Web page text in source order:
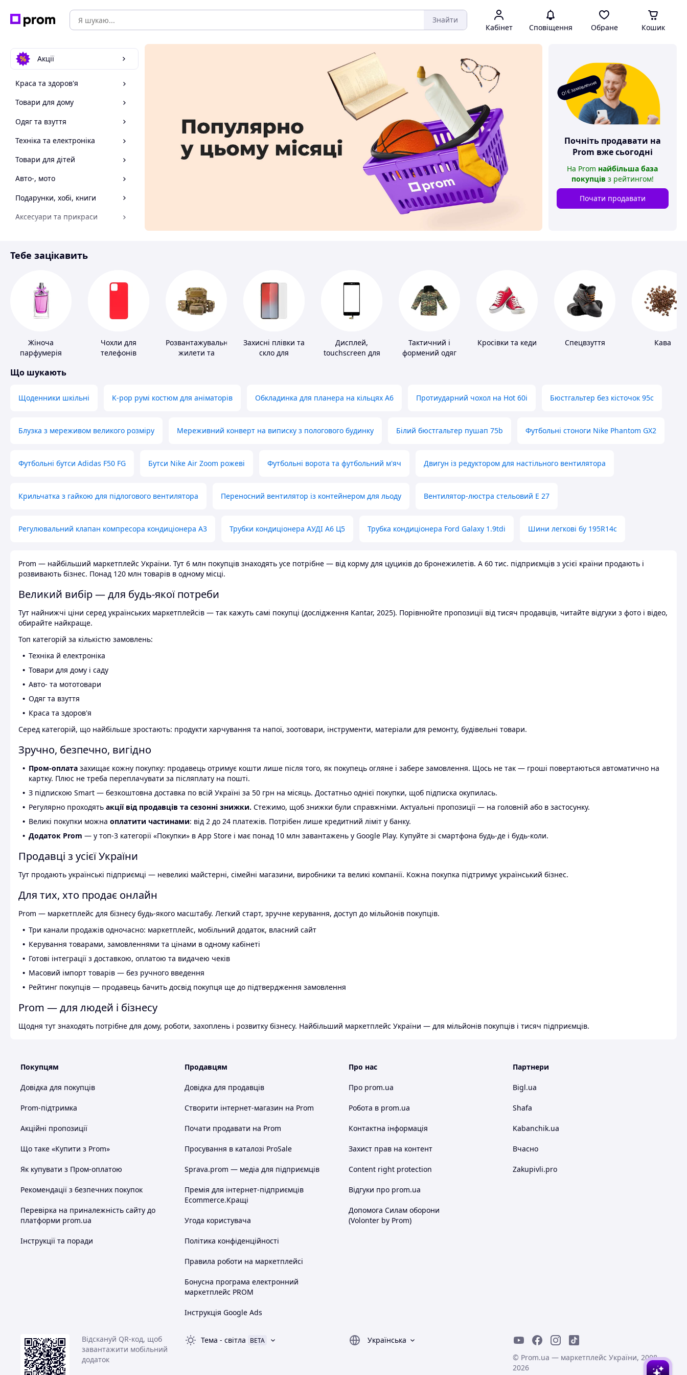
Знайти
Кабінет Сповіщення Обране Кошик
Акції
Краса та здоров'я
Товари для дому
Одяг та взуття
Техніка та електроніка
Товари для дітей
Авто-, мото
Подарунки, хобі, книги
Аксесуари та прикраси
Спорт і відпочинок
О! Є замовлення
Почніть продавати на
Prom вже сьогодні
На Prom найбільша база
покупців з рейтингом!
Почати продавати
Тебе зацікавить
Жіноча
парфумерія
Чохли для
телефонів
Розвантажувальні
жилети та
Захисні плівки та
скло для
Дисплей,
touchscreen для
Тактичний і
формений одяг
Кросівки та кеди Спецвзуття Кава
Що шукають
Щоденники шкільні K-pop румі костюм для аніматорів Обкладинка для планера на кільцях А6 Протиударний чохол на Hot 60i Бюстгальтер без кісточок 95с
Блузка з мереживом великого розміру Мереживний конверт на виписку з пологового будинку Білий бюстгальтер пушап 75b Футбольні стоноги Nike Phantom GX2
Футбольні бутси Adidas F50 FG Бутси Nike Air Zoom рожеві Футбольні ворота та футбольний м'яч Двигун із редуктором для настільного вентилятора
Крильчатка з гайкою для підлогового вентилятора Переносний вентилятор із контейнером для льоду Вентилятор-люстра стельовий E 27
Регулювальний клапан компресора кондиціонера А3 Трубки кондиціонера АУДІ А6 Ц5 Трубка кондиціонера Ford Galaxy 1.9tdi Шини легкові бу 195R14c
Prom — найбільший маркетплейс України. Тут 6 млн покупців знаходять усе потрібне — від корму для цуциків до бронежилетів. А 60 тис. підприємців з усієї країни продають і
розвивають бізнес. Понад 120 млн товарів в одному місці.
Великий вибір — для будь-якої потреби
Тут найнижчі ціни серед українських маркетплейсів — так кажуть самі покупці (дослідження Kantar, 2025). Порівнюйте пропозиції від тисяч продавців, читайте відгуки з фото і відео,
обирайте найкраще.
Топ категорій за кількістю замовлень:
Техніка й електроніка
Товари для дому і саду
Авто- та мототовари
Одяг та взуття
Краса та здоров'я
Серед категорій, що найбільше зростають: продукти харчування та напої, зоотовари, інструменти, матеріали для ремонту, будівельні товари.
Зручно, безпечно, вигідно
Пром-оплата захищає кожну покупку: продавець отримує кошти лише після того, як покупець огляне і забере замовлення. Щось не так — гроші повертаються автоматично на
картку. Плюс не треба переплачувати за післяплату на пошті.
З підпискою Smart — безкоштовна доставка по всій Україні за 50 грн на місяць. Достатньо однієї покупки, щоб підписка окупилась.
Регулярно проходять акції від продавців та сезонні знижки. Стежимо, щоб знижки були справжніми. Актуальні пропозиції — на головній або в застосунку.
Великі покупки можна оплатити частинами: від 2 до 24 платежів. Потрібен лише кредитний ліміт у банку.
Додаток Prom — у топ-3 категорії «Покупки» в App Store і має понад 10 млн завантажень у Google Play. Купуйте зі смартфона будь-де і будь-коли.
Продавці з усієї України
Тут продають українські підприємці — невеликі майстерні, сімейні магазини, виробники та великі компанії. Кожна покупка підтримує український бізнес.
Для тих, хто продає онлайн
Prom — маркетплейс для бізнесу будь-якого масштабу. Легкий старт, зручне керування, доступ до мільйонів покупців.
Три канали продажів одночасно: маркетплейс, мобільний додаток, власний сайт
Керування товарами, замовленнями та цінами в одному кабінеті
Готові інтеграції з доставкою, оплатою та видачею чеків
Масовий імпорт товарів — без ручного введення
Рейтинг покупців — продавець бачить досвід покупця ще до підтвердження замовлення
Prom — для людей і бізнесу
Щодня тут знаходять потрібне для дому, роботи, захоплень і розвитку бізнесу. Найбільший маркетплейс України — для мільйонів покупців і тисяч підприємців.
Покупцям
Довідка для покупців
Prom-підтримка
Акційні пропозиції
Що таке «Купити з Prom»
Як купувати з Пром-оплатою
Рекомендації з безпечних покупок
Перевірка на приналежність сайту до
платформи prom.ua
Інструкції та поради
Продавцям
Довідка для продавців
Створити інтернет-магазин на Prom
Почати продавати на Prom
Просування в каталозі ProSale
Sprava.prom — медіа для підприємців
Премія для інтернет-підприємців
Ecommerce.Кращі
Угода користувача
Політика конфіденційності
Правила роботи на маркетплейсі
Бонусна програма електронний
маркетплейс PROM
Інструкція Google Ads
Про нас
Про prom.ua
Робота в prom.ua
Контактна інформація
Захист прав на контент
Content right protection
Відгуки про prom.ua
Допомога Силам оборони
(Volonter by Prom)
Партнери
Bigl.ua
Shafa
Kabanchik.ua
Вчасно
Zakupivli.pro
Відскануй QR-код, щоб
завантажити мобільний
додаток
Тема - світла BETA
Українська
© Prom.ua — маркетплейс України, 2008-
2026